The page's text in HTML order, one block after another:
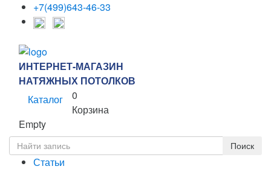
+7(499)643-46-33
ИНТЕРНЕТ-МАГАЗИН
НАТЯЖНЫХ ПОТОЛКОВ
Каталог
0
Корзина
Empty
Статьи